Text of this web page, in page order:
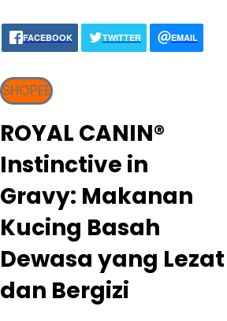
FACEBOOK TWITTER EMAIL
SHOPEE
ROYAL CANIN®
Instinctive in
Gravy: Makanan
Kucing Basah
Dewasa yang Lezat
dan Bergizi